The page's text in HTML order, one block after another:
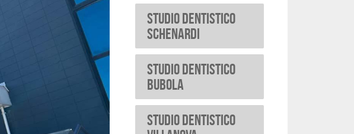
Studio Dentistico
Schenardi
Studio Dentistico
Bubola
Studio dentistico